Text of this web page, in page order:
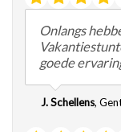
Onlangs
goede
J. Schellens,